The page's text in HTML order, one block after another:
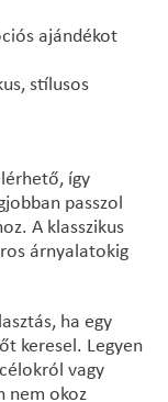
ajándékot
stílusos
így
passzol
A klasszikus
árnyalatokig
ha egy
keresel. Legyen
vagy
nem okoz